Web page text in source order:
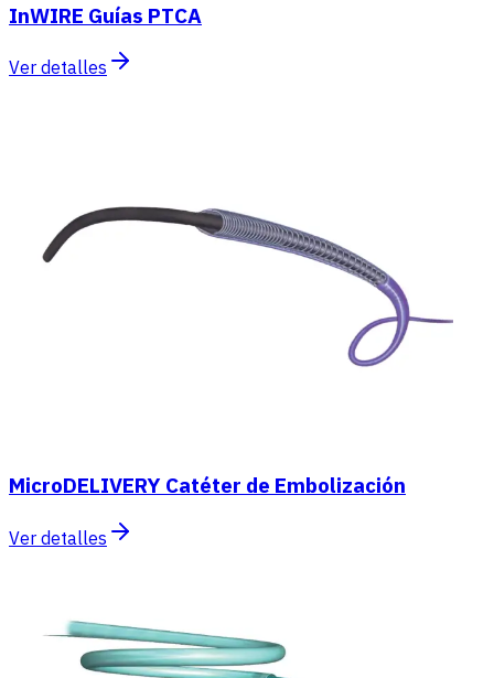
InWIRE Guías PTCA
Ver detalles
MicroDELIVERY Catéter de Embolización
Ver detalles